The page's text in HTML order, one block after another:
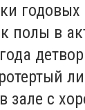
годовых
полы в
зале с